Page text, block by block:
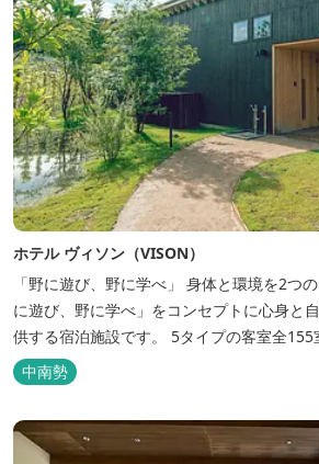
ホテル ヴィソン（VISON）
「野に遊び、野に学べ」 身体と環境を2つの「野」に見立て、「野
に遊び、野に学べ」をコンセプトに心身と
供する宿泊施設です。 5タイプの客室全155
と、プライベートな滞在が楽しめる一棟独
います。
中南勢